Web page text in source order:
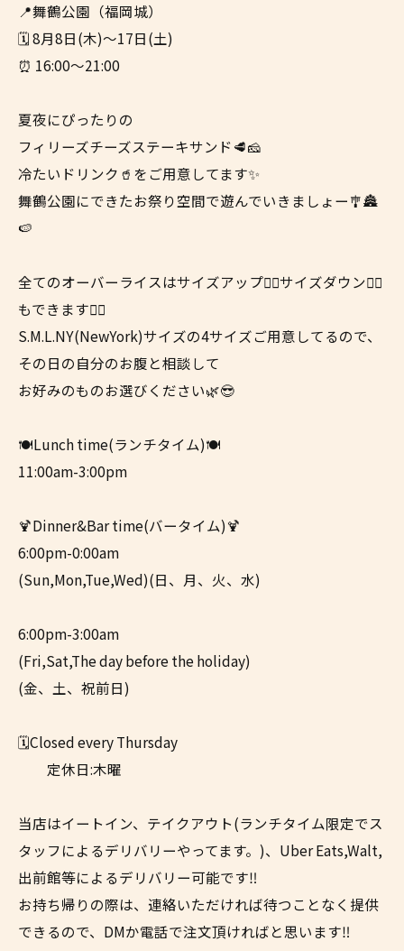
📍舞鶴公園（福岡城）
🗓 8月8日(木)〜17日(土)
⏰ 16:00〜21:00
夏夜にぴったりの
フィリーズチーズステーキサンド🥩🧀
冷たいドリンク🥤をご用意してます✨
舞鶴公園にできたお祭り空間で遊んでいきましょー🎐🏯
🍉
全てのオーバーライスはサイズアップ☝🏼サイズダウン👇🏼
もできます👍🏼
S.M.L.NY(NewYork)サイズの4サイズご用意してるので、
その日の自分のお腹と相談して
お好みのものお選びください🌿😎
🍽Lunch time(ランチタイム)🍽
11:00am-3:00pm
🍹Dinner&Bar time(バータイム)🍹
6:00pm-0:00am
(Sun,Mon,Tue,Wed)(日、月、火、水)
6:00pm-3:00am
(Fri,Sat,The day before the holiday)
(金、土、祝前日)
🗓️Closed every Thursday
定休日:木曜
当店はイートイン、テイクアウト(ランチタイム限定でス
タッフによるデリバリーやってます。)、Uber Eats,Walt,
出前館等によるデリバリー可能です‼︎
お持ち帰りの際は、連絡いただければ待つことなく提供
できるので、DMか電話で注文頂ければと思います‼︎